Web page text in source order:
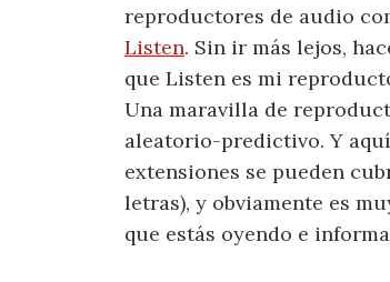
reproductores de audio
Listen. Sin ir más lejos,
que Listen es mi
Una maravilla de
aleatorio-predictivo. Y
extensiones se pueden
letras), y obviamente es
que estás oyendo e